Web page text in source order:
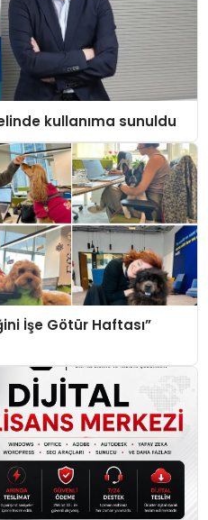
kullanıma sunuldu
İşe Götür Haftası”